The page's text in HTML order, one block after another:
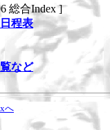
総合Index ]
程表
など
へ